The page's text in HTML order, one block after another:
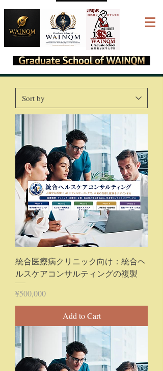
統合医療病クリニック向け：統合ヘ
ルスケアコンサルティングの複製
Price
¥500,000
Add to Cart